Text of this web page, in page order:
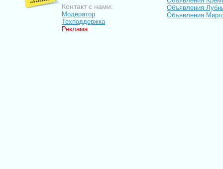
Контакт с нами:
Модератор
Техподдержка
Реклама
Объявления
Объявления